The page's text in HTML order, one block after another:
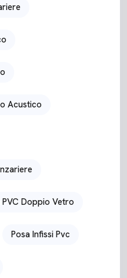
Acustico
Doppio Vetro
Posa Infissi Pvc